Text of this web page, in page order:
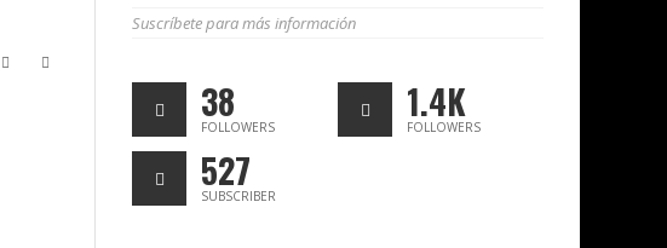
Suscríbete para más información
38
FOLLOWERS
1.4K
FOLLOWERS
527
SUBSCRIBER